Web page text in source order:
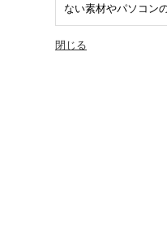
ない素材やパソコン
閉じる